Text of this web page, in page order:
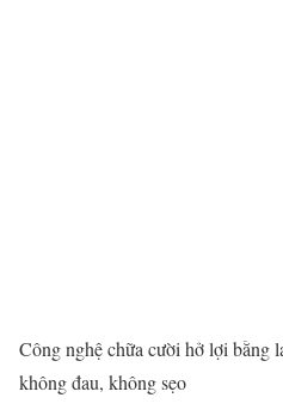
Công nghệ chữa cười hở lợi bằng
không đau, không sẹo